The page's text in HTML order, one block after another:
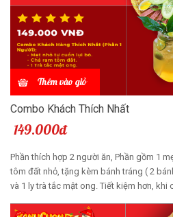
Thêm vào giỏ
Combo Khách Thích Nhất
149.000đ
Phần thích hợp 2 người ăn, Phần gồm 1
tôm đất nhỏ, tặng kèm bánh tráng ( 2
và 1 ly trà tắc mật ong. Tiết kiệm hơn, khi